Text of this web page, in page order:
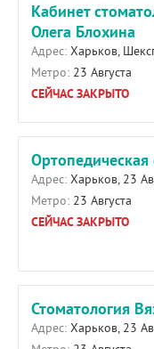
Кабинет
Олега Блохина
Адрес: Харьков,
Метро: 23 Августа
СЕЙЧАС ЗАКРЫТО
Ортопедическая
Адрес: Харьков, 23
Метро: 23 Августа
СЕЙЧАС ЗАКРЫТО
Стоматология
Адрес: Харьков, 23